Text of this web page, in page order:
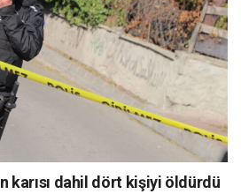
karısı dahil dört kişiyi öldürdü